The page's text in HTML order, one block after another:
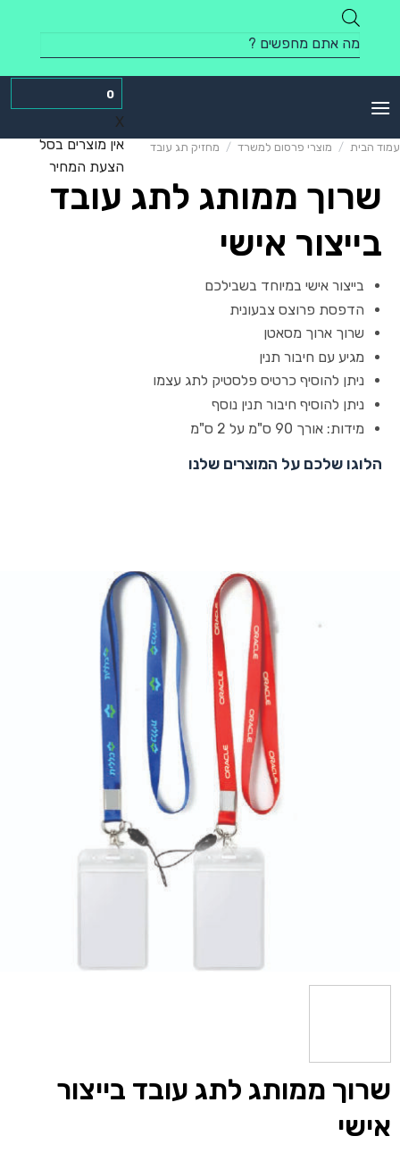
content
Products
search
0
X
אין מוצרים בסל
הצעת המחיר
עמוד הבית / מוצרי פרסום למשרד / מחזיק תג עובד
שרוך ממותג לתג עובד
בייצור אישי
בייצור אישי במיוחד בשבילכם
הדפסת פרוצס צבעונית
שרוך ארוך מסאטן
מגיע עם חיבור תנין
ניתן להוסיף כרטיס פלסטיק לתג עצמו
ניתן להוסיף חיבור תנין נוסף
מידות: אורך 90 ס"מ על 2 ס"מ
הלוגו שלכם על המוצרים שלנו
שרוך ממותג לתג עובד בייצור
אישי